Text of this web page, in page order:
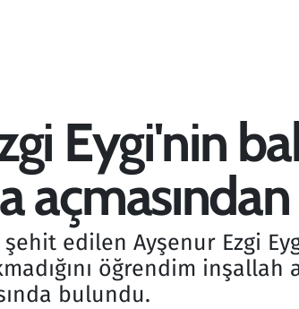
Eygi'nin
edilen Ayşenur Ezgi
öğrendim
bulundu.